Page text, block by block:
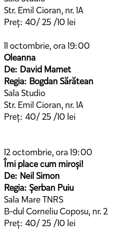
Str. Emil Cioran, nr. 1A
Preț: 40/ 25 /10 lei
11 octombrie, ora 19:00
Oleanna
De: David Mamet
Regia: Bogdan Sărătean
Sala Studio
Str. Emil Cioran, nr. 1A
Preț: 40/ 25 /10 lei
12 octombrie, ora 19:00
Îmi place cum miroși!
De: Neil Simon
Regia: Șerban Puiu
Sala Mare TNRS
B-dul Corneliu Coposu, nr. 2
Preț: 40/ 25 /10 lei